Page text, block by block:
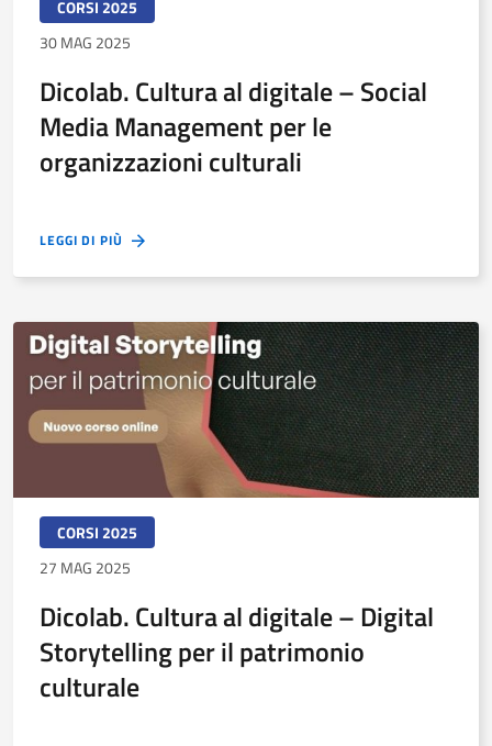
CORSI 2025
30 MAG 2025
Dicolab. Cultura al digitale – Social
Media Management per le
organizzazioni culturali
LEGGI DI PIÙ
CORSI 2025
27 MAG 2025
Dicolab. Cultura al digitale – Digital
Storytelling per il patrimonio
culturale